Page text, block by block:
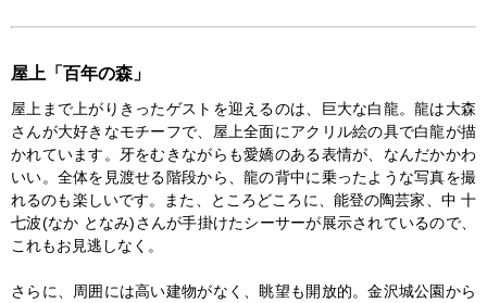
屋上「百年の森」
屋上まで上がりきったゲストを迎えるのは、巨大な白龍。龍は大森
さんが大好きなモチーフで、屋上全面にアクリル絵の具で白龍が描
かれています。牙をむきながらも愛嬌のある表情が、なんだかかわ
いい。全体を見渡せる階段から、龍の背中に乗ったような写真を撮
れるのも楽しいです。また、ところどころに、能登の陶芸家、中 十
七波(なか となみ)さんが手掛けたシーサーが展示されているので、
これもお見逃しなく。
さらに、周囲には高い建物がなく、眺望も開放的。金沢城公園から